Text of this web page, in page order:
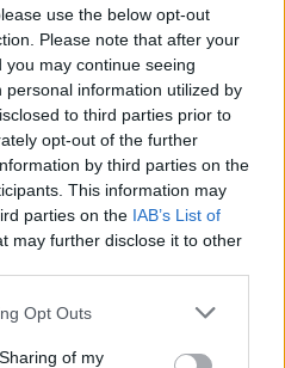
use the below opt-out
Please note that after your
may continue seeing
information utilized by
to third parties prior to
opt-out of the further
by third parties on the
This information may
parties on the IAB’s List of
may further disclose it to other
app uses one or more Google
behaviour. You may click to
Opt Outs
of my
a The
jelentése ezt
drónt és azokat
rakétákat
nagyobb
és a Zolfaghar